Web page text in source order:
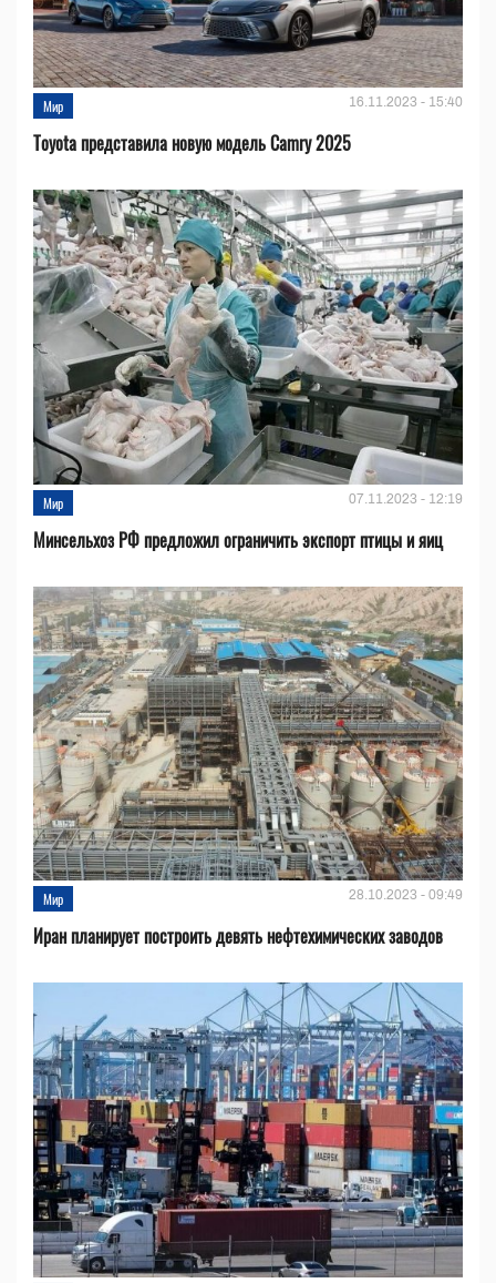
Мир 16.11.2023 - 15:40
Toyota представила новую модель Camry 2025
Мир 07.11.2023 - 12:19
Минсельхоз РФ предложил ограничить экспорт птицы и яиц
Мир 28.10.2023 - 09:49
Иран планирует построить девять нефтехимических заводов